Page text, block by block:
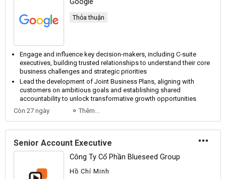
Google
Thỏa thuận
Engage and influence key decision-makers, including C-suite
executives, building trusted relationships to understand their core
business challenges and strategic priorities
Lead the development of Joint Business Plans, aligning with
customers on ambitious goals and establishing shared
accountability to unlock transformative growth opportunities
Còn 27 ngày
Thêm...
Senior Account Executive
Công Ty Cổ Phần Blueseed Group
Hồ Chí Minh